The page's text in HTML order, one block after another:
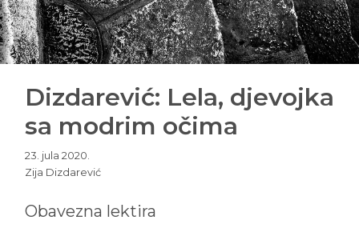
Dizdarević: Lela, djevojka
sa modrim očima
23. jula 2020.
Zija Dizdarević
Obavezna lektira